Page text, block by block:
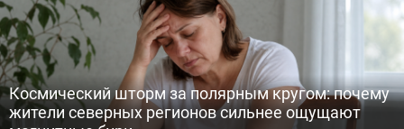
Космический шторм за полярным кругом: почему
жители северных регионов сильнее ощущают